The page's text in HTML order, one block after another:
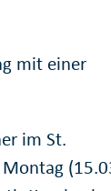
mit einer
im St.